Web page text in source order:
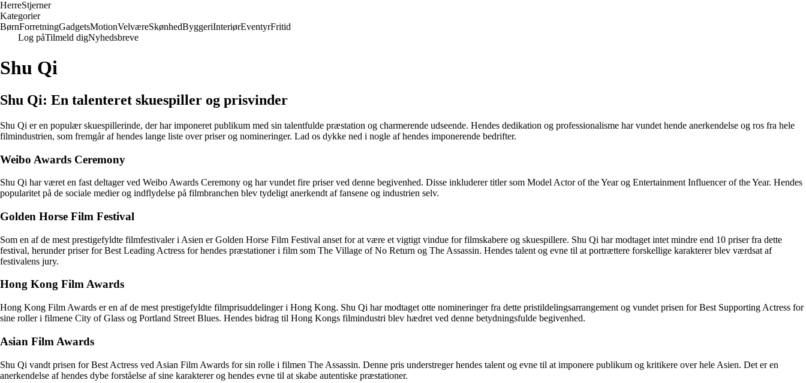
HerreStjerner
Kategorier
BørnForretningGadgetsMotionVelværeSkønhedByggeriInteriørEventyrFritid
Log påTilmeld digNyhedsbreve
Shu Qi
Shu Qi: En talenteret skuespiller og prisvinder
Shu Qi er en populær skuespillerinde, der har imponeret publikum med sin talentfulde præstation og charmerende udseende. Hendes dedikation og professionalisme har vundet hende anerkendelse og ros fra hele
filmindustrien, som fremgår af hendes lange liste over priser og nomineringer. Lad os dykke ned i nogle af hendes imponerende bedrifter.
Weibo Awards Ceremony
Shu Qi har været en fast deltager ved Weibo Awards Ceremony og har vundet fire priser ved denne begivenhed. Disse inkluderer titler som Model Actor of the Year og Entertainment Influencer of the Year. Hendes
popularitet på de sociale medier og indflydelse på filmbranchen blev tydeligt anerkendt af fansene og industrien selv.
Golden Horse Film Festival
Som en af ​​de mest prestigefyldte filmfestivaler i Asien er Golden Horse Film Festival anset for at være et vigtigt vindue for filmskabere og skuespillere. Shu Qi har modtaget intet mindre end 10 priser fra dette
festival, herunder priser for Best Leading Actress for hendes præstationer i film som The Village of No Return og The Assassin. Hendes talent og evne til at portrættere forskellige karakterer blev værdsat af
festivalens jury.
Hong Kong Film Awards
Hong Kong Film Awards er en af ​​de mest prestigefyldte filmprisuddelinger i Hong Kong. Shu Qi har modtaget otte nomineringer fra dette pristildelingsarrangement og vundet prisen for Best Supporting Actress for
sine roller i filmene City of Glass og Portland Street Blues. Hendes bidrag til Hong Kongs filmindustri blev hædret ved denne betydningsfulde begivenhed.
Asian Film Awards
Shu Qi vandt prisen for Best Actress ved Asian Film Awards for sin rolle i filmen The Assassin. Denne pris understreger hendes talent og evne til at imponere publikum og kritikere over hele Asien. Det er en
anerkendelse af hendes dybe forståelse af sine karakterer og hendes evne til at skabe autentiske præstationer.